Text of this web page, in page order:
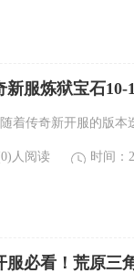
新服炼狱宝石
着传奇新开服的版本
人阅读 时间：
服必看！荒原三